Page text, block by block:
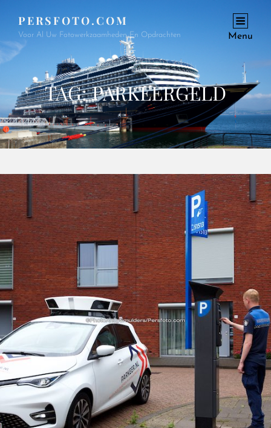
PERSFOTO.COM
Voor Al Uw Fotowerkzaamheden En Opdrachten Menu
TAG:PARKEERGELD